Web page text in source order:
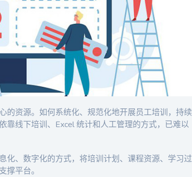
的资源。如何系统化、规范化地开展员工培训，持续
靠线下培训、Excel 统计和人工管理的方式，已难以
化、数字化的方式，将培训计划、课程资源、学习过
撑平台。